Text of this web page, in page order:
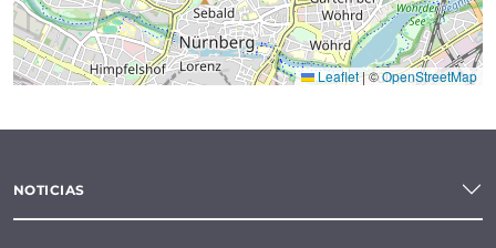
Leaflet|©OpenStreetMap
NOTICIAS